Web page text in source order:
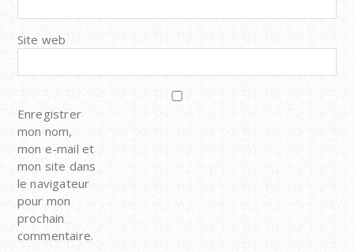
Site web
Enregistrer
mon nom,
mon e-mail et
mon site dans
le navigateur
pour mon
prochain
commentaire.